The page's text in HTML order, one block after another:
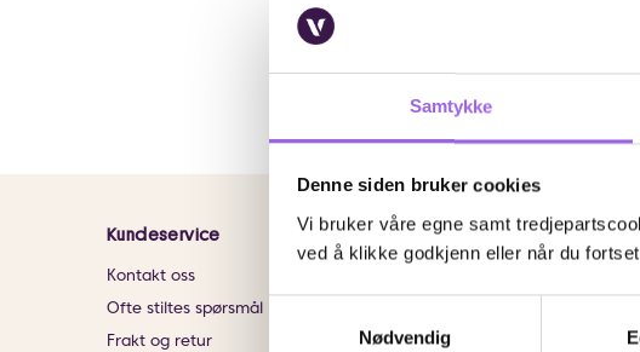
Samtykke
Denne siden bruker cookies
Vi bruker våre egne samt
ved å klikke godkjenn eller når du
Nødvendig
Kundeservice
Kontakt oss
Ofte stiltes spørsmål
Frakt og retur
Informasjon
Personvernerklæring